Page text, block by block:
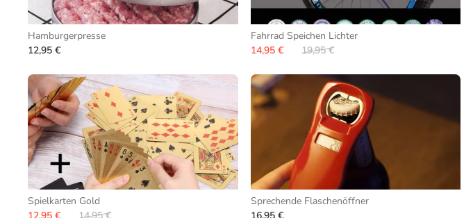
Hamburgerpresse
12,95 €
Fahrrad Speichen Lichter
14,95 €
19,95 €
Spielkarten Gold
Sprechende Flaschenöffner